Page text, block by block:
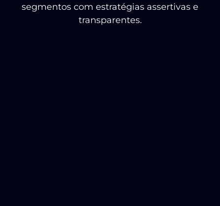
segmentos com estratégias assertivas e
transparentes.